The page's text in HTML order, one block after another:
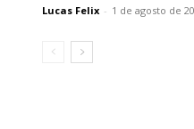
Lucas Felix - 1 de agosto de